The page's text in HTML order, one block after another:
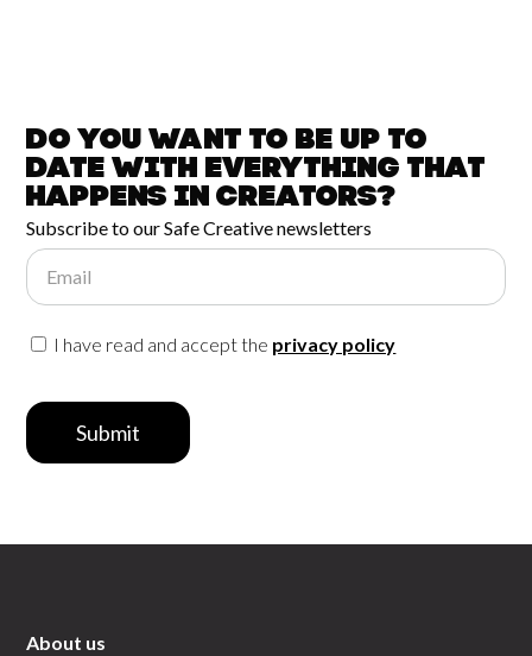
Do you want to be up to
date witheverything that
happens inCreators?
Subscribe to our Safe Creative newsletters
Email
I have read and accept the privacy policy
Submit
About us